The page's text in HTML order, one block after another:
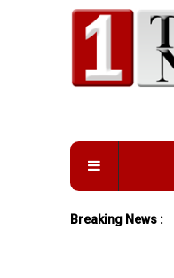
Breaking News :